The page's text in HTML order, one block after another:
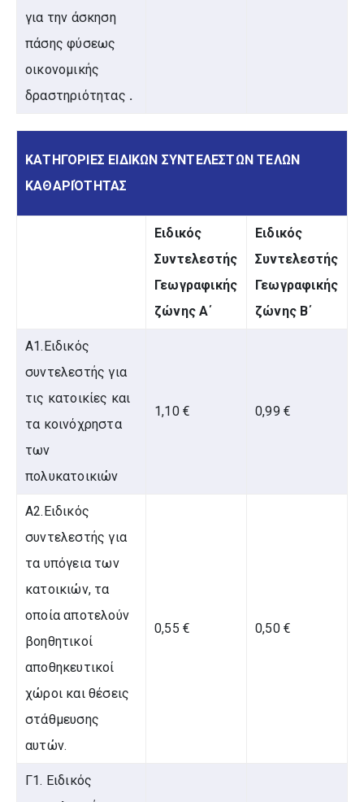
για την άσκηση
πάσης φύσεως
οικονομικής
δραστηριότητας .
ΚΑΤΗΓΟΡΙΕΣ ΕΙΔΙΚΩΝ ΣΥΝΤΕΛΕΣΤΩΝ ΤΕΛΩΝ
ΚΑΘΑΡΙΌΤΗΤΑΣ
Ειδικός
Συντελεστής
Γεωγραφικής
ζώνης Α΄
Ειδικός
Συντελεστής
Γεωγραφικής
ζώνης Β΄
Α1.Ειδικός
συντελεστής για
τις κατοικίες και
τα κοινόχρηστα
των
πολυκατοικιών
1,10 € 0,99 €
Α2.Ειδικός
συντελεστής για
τα υπόγεια των
κατοικιών, τα
οποία αποτελούν
βοηθητικοί
αποθηκευτικοί
χώροι και θέσεις
στάθμευσης
αυτών.
0,55 € 0,50 €
Γ1. Ειδικός